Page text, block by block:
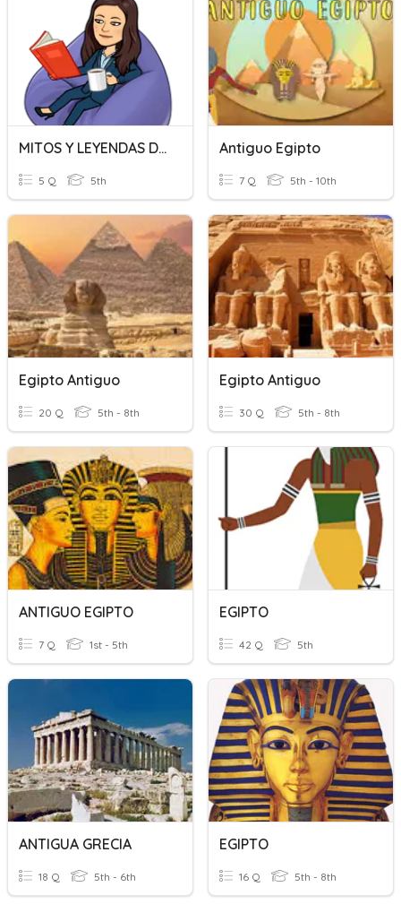
MITOS Y LEYENDAS DEL ANTIGUO EGIPTO
5 Q 5th
Antiguo Egipto
7 Q 5th - 10th
Egipto Antiguo
20 Q 5th - 8th
Egipto Antiguo
30 Q 5th - 8th
ANTIGUO EGIPTO
7 Q 1st - 5th
EGIPTO
42 Q 5th
ANTIGUA GRECIA
18 Q 5th - 6th
EGIPTO
16 Q 5th - 8th